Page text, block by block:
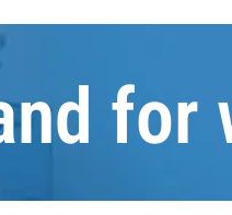
for